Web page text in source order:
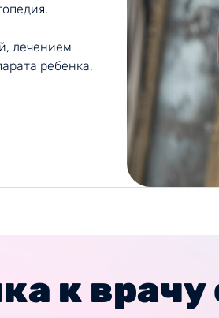
лечением
ребенка,
к